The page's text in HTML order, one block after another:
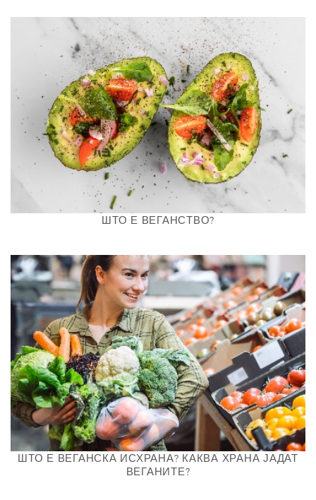
ШТО Е ВЕГАНСТВО?
ШТО Е ВЕГАНСКА ИСХРАНА? КАКВА ХРАНА ЈАДАТ
ВЕГАНИТЕ?